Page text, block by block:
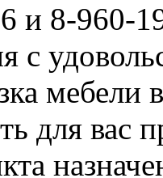
и 8-960-
с
для вас